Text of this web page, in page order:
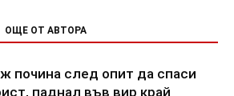
ОЩЕ ОТ АВТОРА
почина след опит да спаси
паднал във вир край